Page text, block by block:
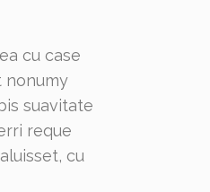
cu case
nonumy
suavitate
reque
cu